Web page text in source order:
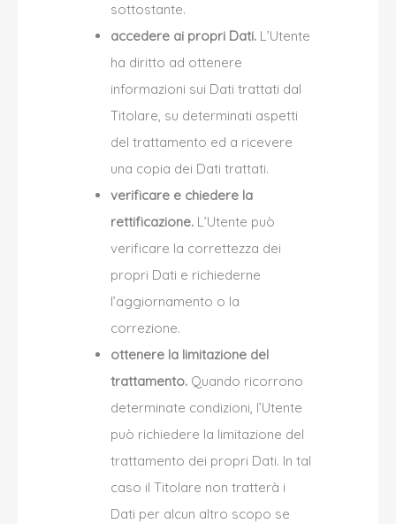
sottostante.
accedere ai propri Dati. L’Utente
ha diritto ad ottenere
informazioni sui Dati trattati dal
Titolare, su determinati aspetti
del trattamento ed a ricevere
una copia dei Dati trattati.
verificare e chiedere la
rettificazione. L’Utente può
verificare la correttezza dei
propri Dati e richiederne
l’aggiornamento o la
correzione.
ottenere la limitazione del
trattamento. Quando ricorrono
determinate condizioni, l’Utente
può richiedere la limitazione del
trattamento dei propri Dati. In tal
caso il Titolare non tratterà i
Dati per alcun altro scopo se